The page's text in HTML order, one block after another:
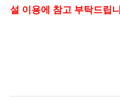
설 이용에 참고 부탁드립